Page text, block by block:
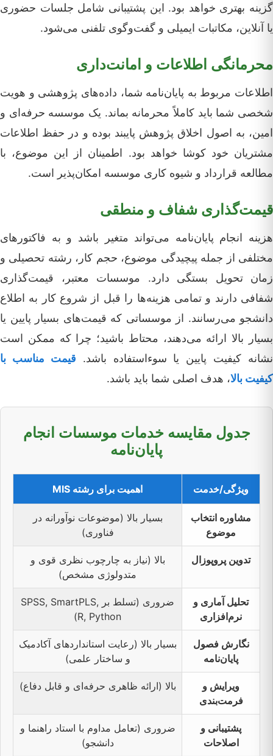
گزینه بهتری خواهد بود. این پشتیبانی شامل جلسات حضوری
یا آنلاین، مکاتبات ایمیلی و گفت‌وگوی تلفنی می‌شود.
محرمانگی اطلاعات و امانت‌داری
اطلاعات مربوط به پایان‌نامه شما، داده‌های پژوهشی و هویت
شخصی شما باید کاملاً محرمانه بماند. یک موسسه حرفه‌ای و
امین، به اصول اخلاق پژوهش پایبند بوده و در حفظ اطلاعات
مشتریان خود کوشا خواهد بود. اطمینان از این موضوع، با
مطالعه قرارداد و شیوه کاری موسسه امکان‌پذیر است.
قیمت‌گذاری شفاف و منطقی
هزینه انجام پایان‌نامه می‌تواند متغیر باشد و به فاکتورهای
مختلفی از جمله پیچیدگی موضوع، حجم کار، رشته تحصیلی و
زمان تحویل بستگی دارد. موسسات معتبر، قیمت‌گذاری
شفافی دارند و تمامی هزینه‌ها را قبل از شروع کار به اطلاع
دانشجو می‌رسانند. از موسساتی که قیمت‌های بسیار پایین یا
بسیار بالا ارائه می‌دهند، محتاط باشید؛ چرا که ممکن است
نشانه کیفیت پایین یا سوءاستفاده باشد. قیمت مناسب با
کیفیت بالا، هدف اصلی شما باید باشد.
جدول مقایسه خدمات موسسات انجام
پایان‌نامه
ویژگی/خدمت اهمیت برای رشته MIS
مشاوره انتخاب
موضوع
بسیار بالا (موضوعات نوآورانه در
فناوری)
تدوین پروپوزال
بالا (نیاز به چارچوب نظری قوی و
متدولوژی مشخص)
تحلیل آماری و
نرم‌افزاری
ضروری (تسلط بر SPSS, SmartPLS,
R, Python)
نگارش فصول
پایان‌نامه
بسیار بالا (رعایت استانداردهای آکادمیک
و ساختار علمی)
ویرایش و
فرمت‌بندی
بالا (ارائه ظاهری حرفه‌ای و قابل دفاع)
پشتیبانی و
اصلاحات
ضروری (تعامل مداوم با استاد راهنما و
دانشجو)